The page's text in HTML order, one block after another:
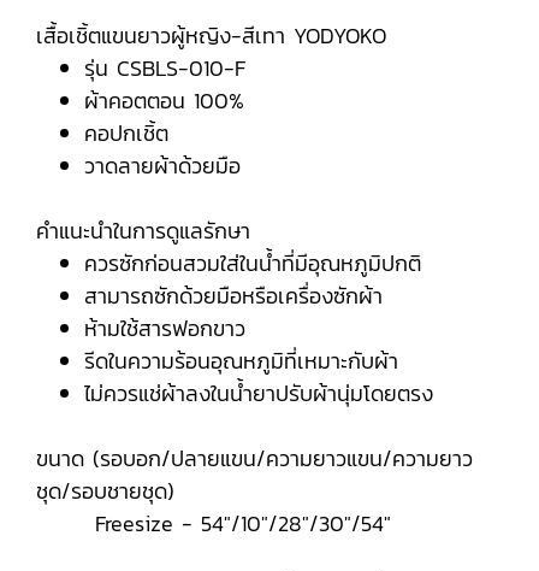
เสื้อเชิ้ตแขนยาวผู้หญิง-สีเทา YODYOKO
รุ่น CSBLS-010-F
ผ้าคอตตอน 100%
คอปกเชิ้ต
วาดลายผ้าด้วยมือ
คำแนะนำในการดูแลรักษา
ควรซักก่อนสวมใส่ในน้ำที่มีอุณหภูมิปกติ
สามารถซักด้วยมือหรือเครื่องซักผ้า
ห้ามใช้สารฟอกขาว
รีดในความร้อนอุณหภูมิที่เหมาะกับผ้า
ไม่ควรแช่ผ้าลงในน้ำยาปรับผ้านุ่มโดยตรง
ขนาด (รอบอก/ปลายแขน/ความยาวแขน/ความยาว
ชุด/รอบชายชุด)
Freesize - 54"/10"/28"/30"/54"